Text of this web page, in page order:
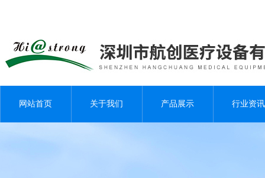
网站首页 关于我们 产品展示 行业资讯